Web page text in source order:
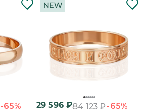
-65% 29 596₽84 123₽-65%